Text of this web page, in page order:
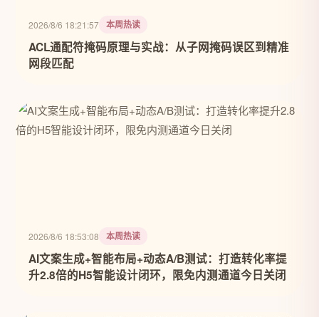
2026/8/6 18:21:57 本周热读
ACL通配符掩码原理与实战：从子网掩码误区到精准
网段匹配
2026/8/6 18:53:08 本周热读
AI文案生成+智能布局+动态A/B测试：打造转化率提
升2.8倍的H5智能设计闭环，限免内测通道今日关闭